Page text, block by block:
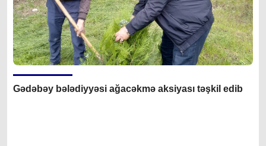
Gədəbəy bələdiyyəsi ağacəkmə aksiyası təşkil edib